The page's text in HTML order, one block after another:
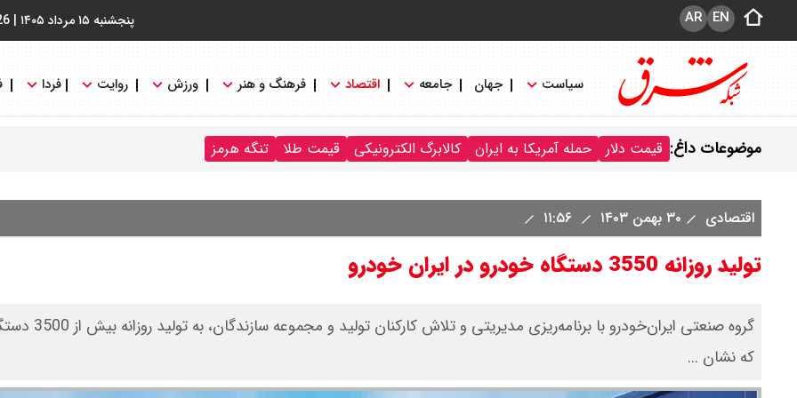
پنجشنبه ۱۵ مرداد ۱۴۰۵ | EN
AR
سیاست جهان جامعه اقتصاد فرهنگ و هنر ورزش روایت فردا
موضوعات داغ: قیمت دلار حمله آمریکا به ایران کالابرگ الکترونیکی قیمت طلا تنگه هرمز
اقتصادی ۳۰ بهمن ۱۴۰۳
تولید روزانه 3550 دستگاه خودرو در ایران خودرو
گروه صنعتی ایران‌خودرو با
که نشان ...